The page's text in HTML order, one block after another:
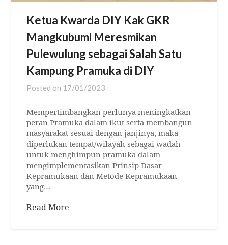
Ketua Kwarda DIY Kak GKR
Mangkubumi Meresmikan
Pulewulung sebagai Salah Satu
Kampung Pramuka di DIY
Posted on 17/01/2023
Mempertimbangkan perlunya meningkatkan
peran Pramuka dalam ikut serta membangun
masyarakat sesuai dengan janjinya, maka
diperlukan tempat/wilayah sebagai wadah
untuk menghimpun pramuka dalam
mengimplementasikan Prinsip Dasar
Kepramukaan dan Metode Kepramukaan
yang…
Read More